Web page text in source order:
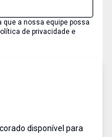
a nossa equipe possa
de privacidade e
disponível para